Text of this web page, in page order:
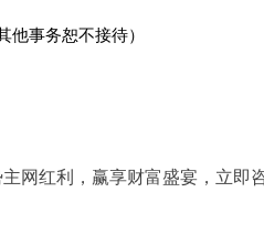
事务恕不接待）
网红利，赢享财富盛宴，立即